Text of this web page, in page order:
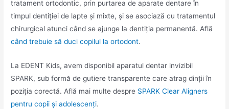
tratament ortodontic, prin purtarea de aparate dentare în
timpul dentiției de lapte și mixte, și se asociază cu tratamentul
chirurgical atunci când se ajunge la dentiția permanentă. Află
când trebuie să duci copilul la ortodont.
La EDENT Kids, avem disponibil aparatul dentar invizibil
SPARK, sub formă de gutiere transparente care atrag dinții în
poziția corectă. Află mai multe despre SPARK Clear Aligners
pentru copii și adolescenți.